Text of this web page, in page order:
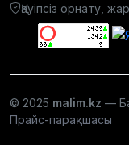
Қауіпсіз орнату,
© 2025 malim.kz —
Прайс-парақшасы